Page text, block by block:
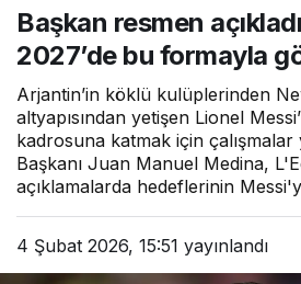
Başkan resmen
2027’de bu formayla
Arjantin’in köklü kulüplerinden
altyapısından yetişen Lionel
kadrosuna katmak için
Başkanı Juan Manuel Medina,
açıklamalarda hedeflerinin
4 Şubat 2026, 15:51 yayınlandı
açıkladı! İşte
imza parası